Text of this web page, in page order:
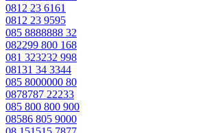
0812 23 6161
0812 23 9595
085 8888888 32
082299 800 168
081 323232 998
08131 34 3344
085 8000000 80
0878787 22233
085 800 800 900
08586 805 9000